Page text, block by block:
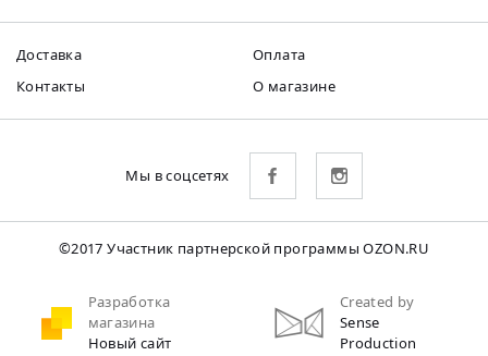
Доставка
Оплата
Контакты
О магазине
Мы в соцсетях
©2017 Участник партнерской программы OZON.RU
Разработка
магазина
Новый сайт
Created by
Sense
Production